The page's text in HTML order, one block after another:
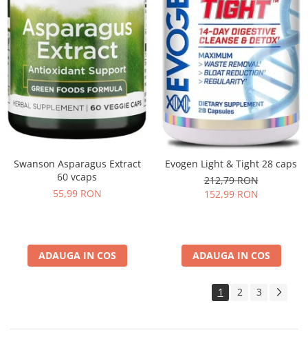
Swanson Asparagus Extract
60 vcaps
55,99 RON
ADAUGA IN COS
Evogen Light & Tight 28 caps
212,79 RON
152,99 RON
ADAUGA IN COS
1 2 3